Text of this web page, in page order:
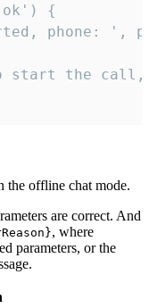
{
phone: ',
start the
the offline chat mode.
are correct. And
, where
parameters, or the